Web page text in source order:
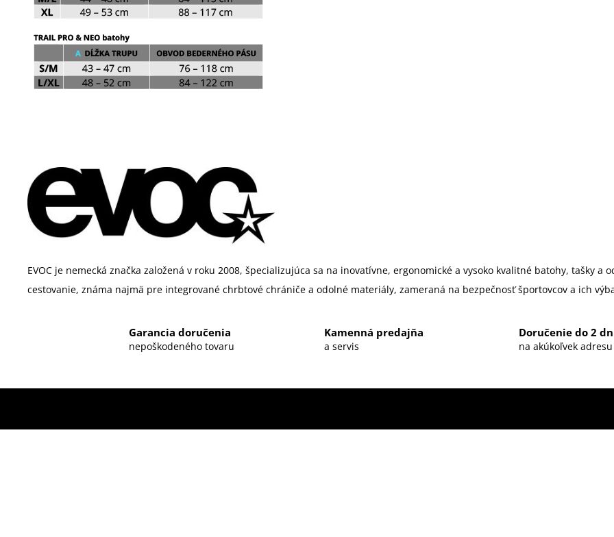
EVOC je nemecká značka založená v roku 2008, špecializujúca sa na inovatívne, ergonomické a vysoko kvalitné batohy, tašky a
cestovanie, známa najmä pre integrované chrbtové chrániče a odolné materiály, zameraná na bezpečnosť športovcov a ich
Garancia doručenia
nepoškodeného tovaru
Kamenná predajňa
a servis
Doručenie do 2
na akúkoľvek adresu